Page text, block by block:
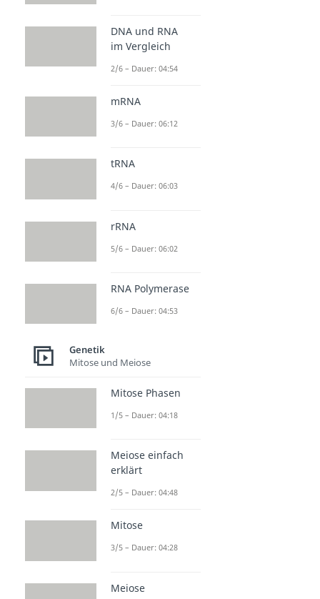
DNA und RNA
im Vergleich
2/6 – Dauer: 04:54
mRNA
3/6 – Dauer: 06:12
tRNA
4/6 – Dauer: 06:03
rRNA
5/6 – Dauer: 06:02
RNA Polymerase
6/6 – Dauer: 04:53
Genetik
Mitose und Meiose
Mitose Phasen
1/5 – Dauer: 04:18
Meiose einfach
erklärt
2/5 – Dauer: 04:48
Mitose
3/5 – Dauer: 04:28
Meiose